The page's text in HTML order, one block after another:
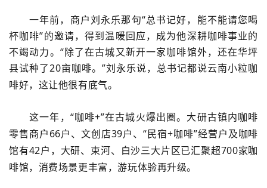
一年前，商户刘永乐那句“总书记好，能不能请您喝
杯咖啡”的邀请，得到温暖回应，成为他深耕咖啡事业的
不竭动力。“除了在古城又新开一家咖啡馆外，还在华坪
县试种了20亩咖啡。”刘永乐说，总书记都说云南小粒咖
啡好，这让他很有底气。
这一年， “咖啡+”在古城火爆出圈。大研古镇内咖啡
零售商户66户、文创店39户、“民宿+咖啡”经营户及咖啡
馆有42户，大研、束河、白沙三大片区已汇聚超700家咖
啡馆，消费场景更丰富，游玩体验再升级。